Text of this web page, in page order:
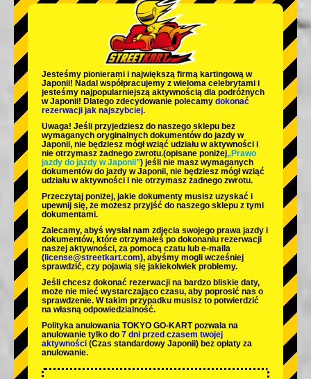
Tokyo Akihabara#1
Tokyo Akihabara#2
Tokyo Shibuya Annex Tokyo Bay
Tokyo Asakusa Osaka
Okinawa
Jesteśmy pionierami i największą firmą kartingową w
Japonii! Nadal współpracujemy z wieloma celebrytami i
jesteśmy najpopularniejszą aktywnością dla podróżnych
w Japonii! Dlatego zdecydowanie polecamy dokonać
rezerwacji jak najszybciej.
Uwaga! Jeśli przyjedziesz do naszego sklepu bez
wymaganych oryginalnych dokumentów do jazdy w
Japonii, nie będziesz mógł wziąć udziału w aktywności i
nie otrzymasz żadnego zwrotu.(opisane poniżej„Prawo
jazdy do jazdy w Japonii”) jeśli nie masz wymaganych
dokumentów do jazdy w Japonii, nie będziesz mógł wziąć
udziału w aktywności i nie otrzymasz żadnego zwrotu.
Przeczytaj poniżej, jakie dokumenty musisz uzyskać i
upewnij się, że możesz przyjść do naszego sklepu z tymi
dokumentami.
Zalecamy, abyś wysłał nam zdjęcia swojego prawa jazdy i
dokumentów, które otrzymałeś po dokonaniu rezerwacji
naszej aktywności, za pomocą czatu lub e-maila
( license@streetkart.com), abyśmy mogli wcześniej
sprawdzić, czy pojawią się jakiekolwiek problemy.
Jeśli chcesz dokonać rezerwacji na bardzo bliskie daty,
może nie mieć wystarczająco czasu, aby poprosić nas o
sprawdzenie. W takim przypadku musisz to potwierdzić
na własną odpowiedzialność.
Polityka anulowania TOKYO GO-KART pozwala na
anulowanie tylko do 7 dni przed czasem twojej
aktywności (Czas standardowy Japonii) bez opłaty za
anulowanie.